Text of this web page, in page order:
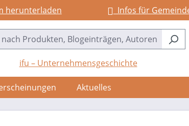
herunterladen Infos für
ifu – Unternehmensgeschichte
Aktuelles